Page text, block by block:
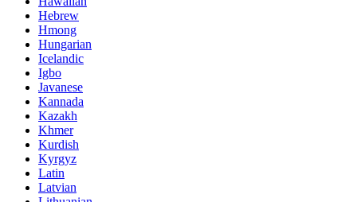
Hebrew
Hmong
Hungarian
Icelandic
Igbo
Javanese
Kannada
Kazakh
Khmer
Kurdish
Kyrgyz
Latin
Latvian